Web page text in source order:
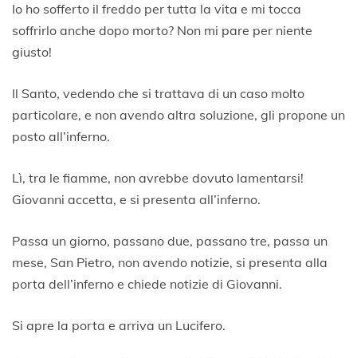
Io ho sofferto il freddo per tutta la vita e mi tocca
soffrirlo anche dopo morto? Non mi pare per niente
giusto!
Il Santo, vedendo che si trattava di un caso molto
particolare, e non avendo altra soluzione, gli propone un
posto all’inferno.
Lì, tra le fiamme, non avrebbe dovuto lamentarsi!
Giovanni accetta, e si presenta all’inferno.
Passa un giorno, passano due, passano tre, passa un
mese, San Pietro, non avendo notizie, si presenta alla
porta dell’inferno e chiede notizie di Giovanni.
Si apre la porta e arriva un Lucifero.